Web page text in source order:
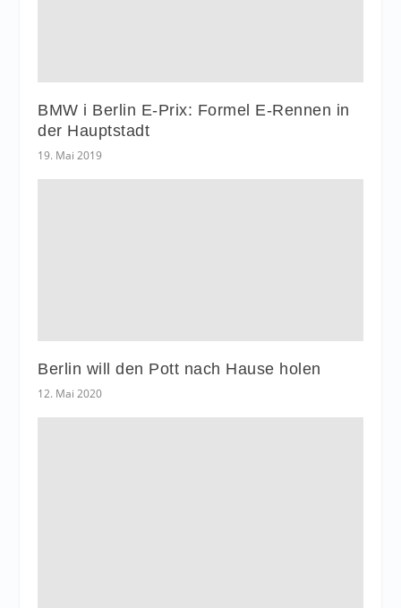
BMW i Berlin E-Prix: Formel E-Rennen in
der Hauptstadt
19. Mai 2019
Berlin will den Pott nach Hause holen
12. Mai 2020